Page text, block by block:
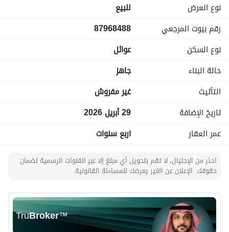
*السعر 550 ألف وقابل للتفاوض*
المسوق العقاري / أحمد الشهري
رخصة الإعلان 7100277199
نوع العرض
للبيع
رقم بيوت المرجعي
87968488
نوع السكن
عوائل
حالة البناء
جاهز
التأثيث
غير مفروش
تاريخ الإضافة
29 أبريل 2026
عمر العقار
اربع سنوات
احذر من الإحتيال، لا تقم بتحويل أي مبلغ إلا عبر القنوات الرسمية لضمان
حقوقك .الإعلان عن الغير يعرضك للمساءلة القانونية.
TruBroker™